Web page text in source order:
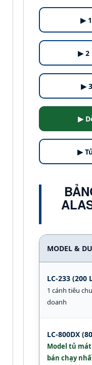
▶
▶ 2
▶
▶
▶
MODEL &
LC-233 (200
1 cánh tiêu
doanh
LC-800DX
Model tủ
bán chạy